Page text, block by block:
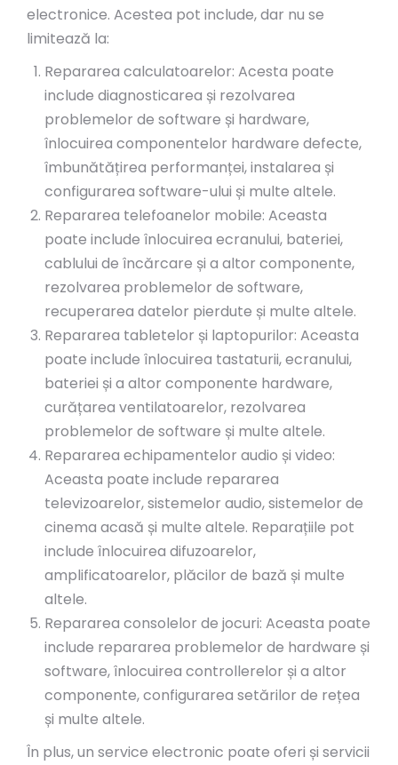
electronice. Acestea pot include, dar nu se
limitează la:
Repararea calculatoarelor: Acesta poate
include diagnosticarea și rezolvarea
problemelor de software și hardware,
înlocuirea componentelor hardware defecte,
îmbunătățirea performanței, instalarea și
configurarea software-ului și multe altele.
Repararea telefoanelor mobile: Aceasta
poate include înlocuirea ecranului, bateriei,
cablului de încărcare și a altor componente,
rezolvarea problemelor de software,
recuperarea datelor pierdute și multe altele.
Repararea tabletelor și laptopurilor: Aceasta
poate include înlocuirea tastaturii, ecranului,
bateriei și a altor componente hardware,
curățarea ventilatoarelor, rezolvarea
problemelor de software și multe altele.
Repararea echipamentelor audio și video:
Aceasta poate include repararea
televizoarelor, sistemelor audio, sistemelor de
cinema acasă și multe altele. Reparațiile pot
include înlocuirea difuzoarelor,
amplificatoarelor, plăcilor de bază și multe
altele.
Repararea consolelor de jocuri: Aceasta poate
include repararea problemelor de hardware și
software, înlocuirea controllerelor și a altor
componente, configurarea setărilor de rețea
și multe altele.
În plus, un service electronic poate oferi și servicii